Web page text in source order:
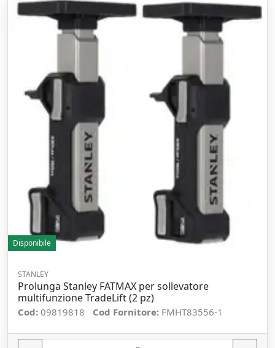
Disponibile
STANLEY
Prolunga Stanley FATMAX per sollevatore
multifunzione TradeLift (2 pz)
Cod: 09819818 Cod Fornitore: FMHT83556-1